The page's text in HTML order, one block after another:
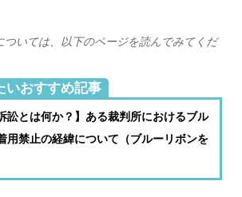
ついては、以下のページを読んでみてくだ
いおすすめ記事
訟とは何か？】ある裁判所におけるブル
用禁止の経緯について（ブルーリボンを